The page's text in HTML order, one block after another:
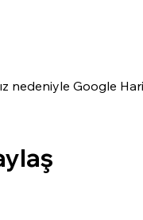
nedeniyle Google